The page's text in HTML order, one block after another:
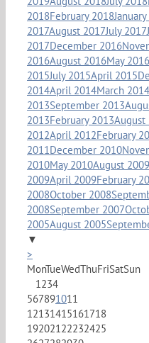
2018February 2018
2017August 2017July 2017
2017December 2016
2016August 2016May 2016
2015July 2015April 2015
2014April 2014March 2014
2013September 2013
2013February 2013August
2012April 2012February
2011 December 2010
2010May 2010August 2009
2009April 2009February
2008October 2008
2008September 2007
2005August 2005
▼
>
MonTueWedThuFriSatSun
1 234
567891011
12131415161718
192021 22232425